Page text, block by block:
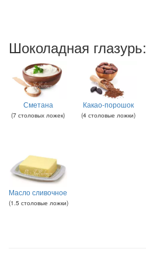
Шоколадная глазурь:
Сметана
(7 столовых ложек)
Какао-порошок
(4 столовые ложки)
Масло сливочное
(1.5 столовые ложки)